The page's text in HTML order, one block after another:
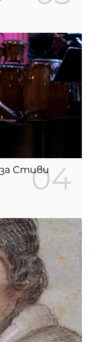
Стиви